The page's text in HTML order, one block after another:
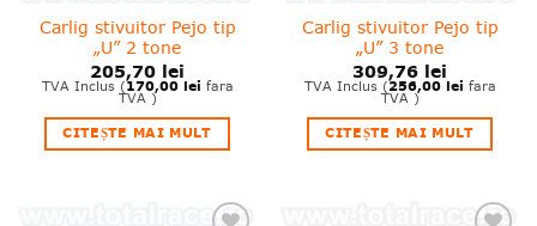
Carlig stivuitor Pejo tip
„U” 2 tone
205,70 lei
TVA Inclus (170,00 lei fara
TVA )
CITEȘTE MAI MULT
Carlig stivuitor Pejo tip
„U” 3 tone
309,76 lei
TVA Inclus (256,00 lei fara
TVA )
CITEȘTE MAI MULT